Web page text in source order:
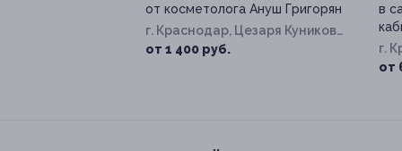
от косметолога Ануш Григорян
г. Краснодар, Цезаря Куникова
ул, д. 24, к. 2
от 1 400 руб.
в
г.
от